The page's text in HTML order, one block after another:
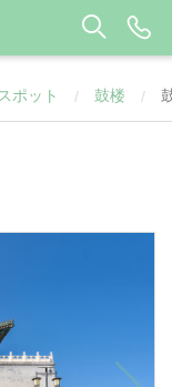
ポット / 鼓楼 /